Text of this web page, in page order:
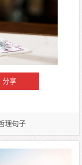
分享
理句子